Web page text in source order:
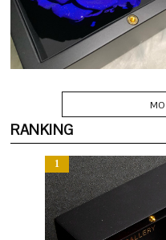
婚記念日や誕生日、プロポー
に残るひとときを彩ります。
で細部にこだわり、受け取ら
A. 「節目」や「記憶に刻みた
・プロポーズや結婚記念日の贈
・還暦・古希などのご長寿祝
・退職や栄転など人生の門出に
・美容室・クリニック・カフ
・新築・移転祝いとして空間
RANKING